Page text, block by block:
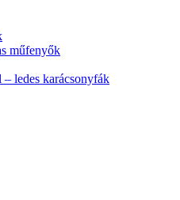
műfenyők
ledes karácsonyfák